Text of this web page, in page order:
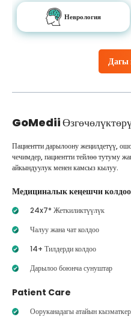
Дагы
Неврология
GoMedii
Пациентти дарылоону жеңилдетүү,
чечимдер, пациентти тейлөө тутуму
айкындуулук менен камсыз кылуу.
Медициналык кеңешчи колдоо
24x7* Жеткиликтүүлүк
Чалуу жана чат колдоо
14+ Тилдерди колдоо
Дарылоо боюнча сунуштар
Patient Care
Ооруканадагы атайын